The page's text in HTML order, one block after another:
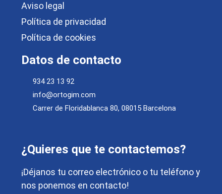
Aviso legal
Política de privacidad
Política de cookies
Datos de contacto
934 23 13 92
info@ortogim.com
Carrer de Floridablanca 80, 08015 Barcelona
¿Quieres que te contactemos?
¡Déjanos tu correo electrónico o tu teléfono y
nos ponemos en contacto!